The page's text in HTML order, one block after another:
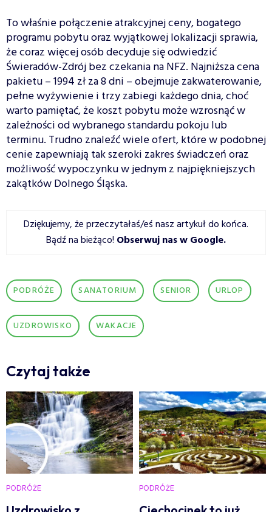
To właśnie połączenie atrakcyjnej ceny, bogatego
programu pobytu oraz wyjątkowej lokalizacji sprawia,
że coraz więcej osób decyduje się odwiedzić
Świeradów-Zdrój bez czekania na NFZ. Najniższa cena
pakietu – 1994 zł za 8 dni – obejmuje zakwaterowanie,
pełne wyżywienie i trzy zabiegi każdego dnia, choć
warto pamiętać, że koszt pobytu może wzrosnąć w
zależności od wybranego standardu pokoju lub
terminu. Trudno znaleźć wiele ofert, które w podobnej
cenie zapewniają tak szeroki zakres świadczeń oraz
możliwość wypoczynku w jednym z najpiękniejszych
zakątków Dolnego Śląska.
Dziękujemy, że przeczytałaś/eś nasz artykuł do końca.
Bądź na bieżąco! Obserwuj nas w Google.
PODRÓŻE SANATORIUM SENIOR URLOP
UZDROWISKO WAKACJE
Czytaj także
PODRÓŻE PODRÓŻE